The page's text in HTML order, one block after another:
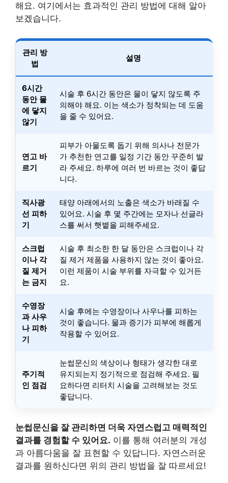
해요. 여기에서는 효과적인 관리 방법에 대해 알아
보겠습니다.
관리 방
법
설명
6시간
동안 물
에 닿지
않기
시술 후 6시간 동안은 물이 닿지 않도록 주
의해야 해요. 이는 색소가 정착되는 데 도움
을 줄 수 있어요.
연고 바
르기
피부가 아물도록 돕기 위해 의사나 전문가
가 추천한 연고를 일정 기간 동안 꾸준히 발
라 주세요. 하루에 여러 번 바르는 것이 좋답
니다.
직사광
선 피하
기
태양 아래에서의 노출은 색소가 바래질 수
있어요. 시술 후 몇 주간에는 모자나 선글라
스를 써서 햇볕을 피해주세요.
스크럽
이나 각
질 제거
는 금지
시술 후 최소한 한 달 동안은 스크럽이나 각
질 제거 제품을 사용하지 않는 것이 좋아요.
이런 제품이 시술 부위를 자극할 수 있거든
요.
수영장
과 사우
나 피하
기
시술 후에는 수영장이나 사우나를 피하는
것이 좋습니다. 물과 증기가 피부에 해롭게
작용할 수 있어요.
주기적
인 점검
눈썹문신의 색상이나 형태가 생각한 대로
유지되는지 정기적으로 점검해 주세요. 필
요하다면 리터치 시술을 고려해보는 것도
좋답니다.
눈썹문신을 잘 관리하면 더욱 자연스럽고 매력적인
결과를 경험할 수 있어요. 이를 통해 여러분의 개성
과 아름다움을 잘 표현할 수 있답니다. 자연스러운
결과를 원하신다면 위의 관리 방법을 잘 따르세요!